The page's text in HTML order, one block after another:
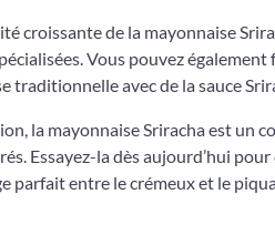
croissante de la mayonnaise
Vous pouvez
traditionnelle avec de la sauce
la mayonnaise Sriracha est un
Essayez-la dès aujourd’hui
parfait entre le crémeux et le